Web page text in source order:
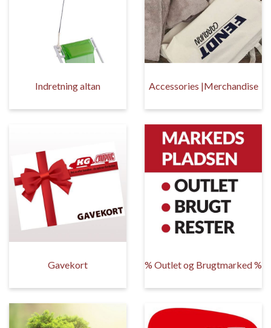
Indretning altan Accessories |Merchandise
Gavekort % Outlet og Brugtmarked %